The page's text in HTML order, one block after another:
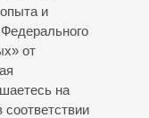
и
от
на